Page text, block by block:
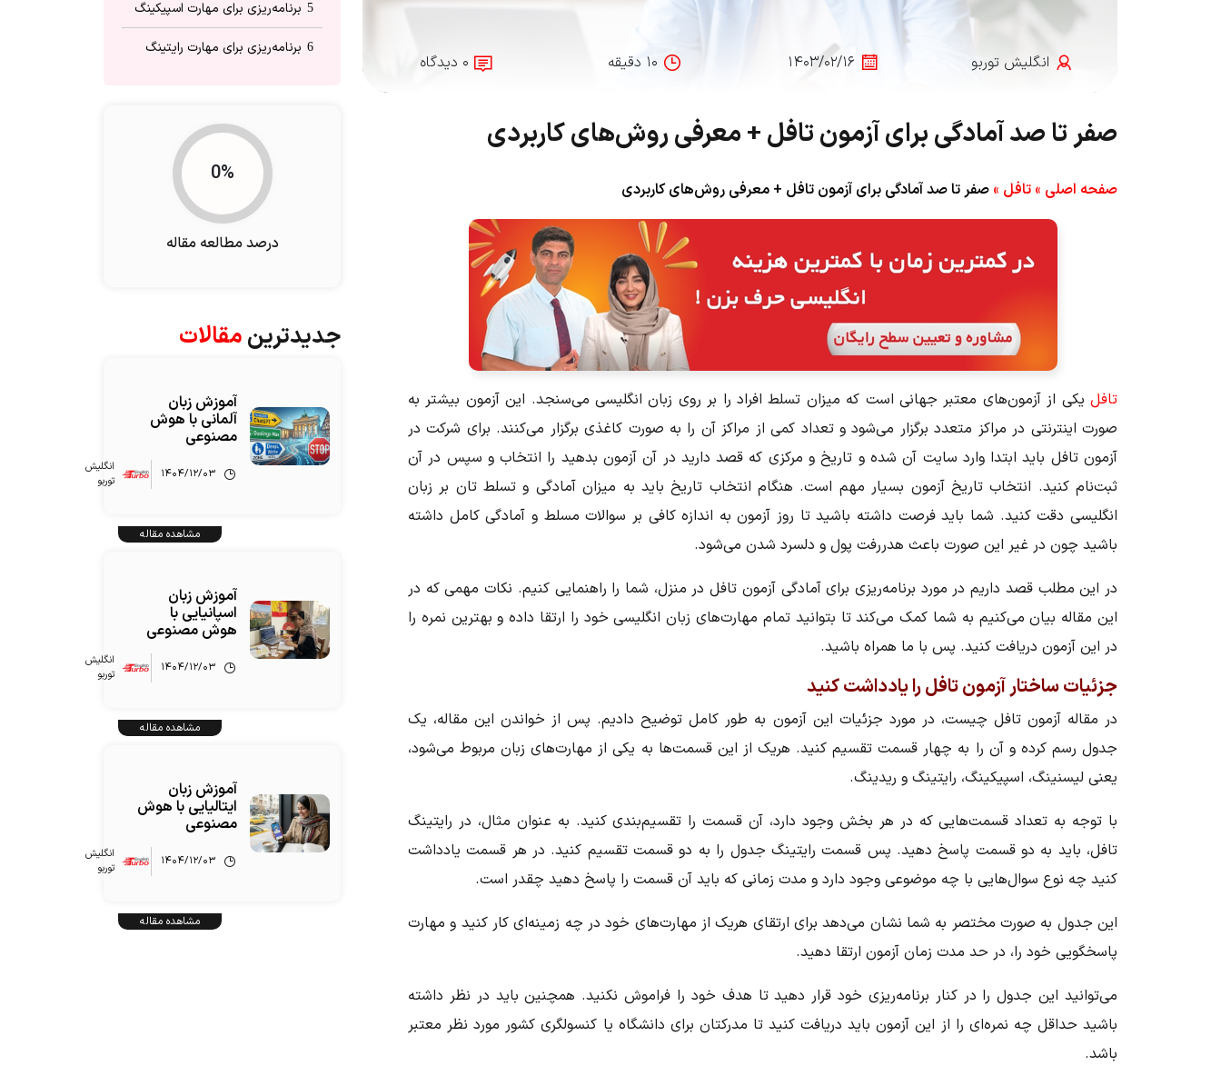
انگلیش‌ توربو ۱۴۰۳/۰۲/۱۶ ۱۰ دقیقه ۰ دیدگاه
صفر تا صد آمادگی برای آزمون تافل + معرفی روش‌های کاربردی
صفحه اصلی » تافل » صفر تا صد آمادگی برای آزمون تافل + معرفی روش‌های کاربردی
تافل یکی از آزمون‌های معتبر جهانی است که میزان تسلط افراد را بر روی زبان انگلیسی می‌سنجد. این آزمون بیشتر به
صورت اینترنتی در مراکز متعدد برگزار می‌شود و تعداد کمی از مراکز آن را به صورت کاغذی برگزار می‌کنند. برای شرکت در
آزمون تافل باید ابتدا وارد سایت آن شده و تاریخ و مرکزی که قصد دارید در آن آزمون بدهید را انتخاب و سپس در آن
ثبت‌نام کنید. انتخاب تاریخ آزمون بسیار مهم است. هنگام انتخاب تاریخ باید به میزان آمادگی و تسلط تان بر زبان
انگلیسی دقت کنید. شما باید فرصت داشته باشید تا روز آزمون به اندازه کافی بر سوالات مسلط و آمادگی کامل داشته
باشید چون در غیر این صورت باعث هدررفت پول و دلسرد شدن می‌شود.
در این مطلب قصد داریم در مورد برنامه‌ریزی برای آمادگی آزمون تافل در منزل، شما را راهنمایی کنیم. نکات مهمی که در
این مقاله بیان می‌کنیم به شما کمک می‌کند تا بتوانید تمام مهارت‌های زبان انگلیسی خود را ارتقا داده و بهترین نمره را
در این آزمون دریافت کنید. پس با ما همراه باشید.
جزئیات ساختار آزمون تافل را یادداشت کنید
در مقاله آزمون تافل چیست، در مورد جزئیات این آزمون به طور کامل توضیح دادیم. پس از خواندن این مقاله، یک
جدول رسم کرده و آن را به چهار قسمت تقسیم کنید. هریک از این قسمت‌ها به یکی از مهارت‌های زبان مربوط می‌شود،
یعنی لیسنینگ، اسپیکینگ، رایتینگ و ریدینگ.
با توجه به تعداد قسمت‌هایی که در هر بخش وجود دارد، آن قسمت را تقسیم‌بندی کنید. به عنوان مثال، در رایتینگ
تافل، باید به دو قسمت پاسخ دهید. پس قسمت رایتینگ جدول را به دو قسمت تقسیم کنید. در هر قسمت یادداشت
کنید چه نوع سوال‌هایی با چه موضوعی وجود دارد و مدت زمانی که باید آن قسمت را پاسخ دهید چقدر است.
این جدول به صورت مختصر به شما نشان می‌دهد برای ارتقای هریک از مهارت‌های خود در چه زمینه‌ای کار کنید و مهارت
پاسخگویی خود را، در حد مدت زمان آزمون ارتقا دهید.
می‌توانید این جدول را در کنار برنامه‌ریزی خود قرار دهید تا هدف خود را فراموش نکنید. همچنین باید در نظر داشته
باشید حداقل چه نمره‌ای را از این آزمون باید دریافت کنید تا مدرکتان برای دانشگاه یا کنسولگری کشور مورد نظر معتبر
باشد.
5 برنامه‌ریزی برای مهارت اسپیکینگ
6 برنامه‌ریزی برای مهارت رایتینگ
0%
درصد مطالعه مقاله
جدیدترینمقالات
آموزش زبان
آلمانی با هوش
مصنوعی
۱۴۰۴/۱۲/۰۳
انگلیش‌
توربو
مشاهده مقاله
آموزش زبان
اسپانیایی با
هوش مصنوعی
۱۴۰۴/۱۲/۰۳
انگلیش‌
توربو
مشاهده مقاله
آموزش زبان
ایتالیایی با هوش
مصنوعی
۱۴۰۴/۱۲/۰۳
انگلیش‌
توربو
مشاهده مقاله